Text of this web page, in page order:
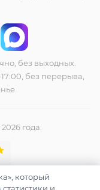
без выходных.
без перерыва,
года.
который